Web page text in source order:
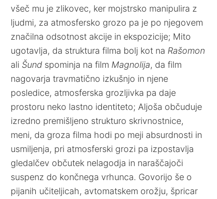
všeč mu je zlikovec, ker mojstrsko manipulira z
ljudmi, za atmosfersko grozo pa je po njegovem
značilna odsotnost akcije in ekspozicije; Mito
ugotavlja, da struktura filma bolj kot na Rašomon
ali Šund spominja na film Magnolija, da film
nagovarja travmatično izkušnjo in njene
posledice, atmosferska grozljivka pa daje
prostoru neko lastno identiteto; Aljoša občuduje
izredno premišljeno strukturo skrivnostnice,
meni, da groza filma hodi po meji absurdnosti in
usmiljenja, pri atmosferski grozi pa izpostavlja
gledalčev občutek nelagodja in naraščajoči
suspenz do končnega vrhunca. Govorijo še o
pijanih učiteljicah, avtomatskem orožju, špricar